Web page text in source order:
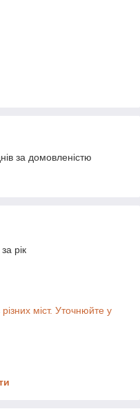
за домовленістю
рік
міст. Уточнюйте у